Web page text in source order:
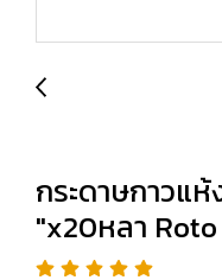
กระดาษกาวแ
"x20หลา Roto